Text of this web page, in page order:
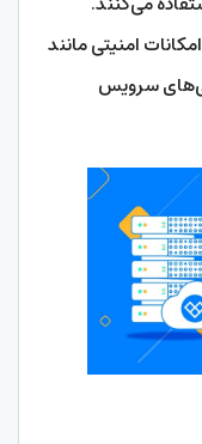
امنیتی مانند
سرویس